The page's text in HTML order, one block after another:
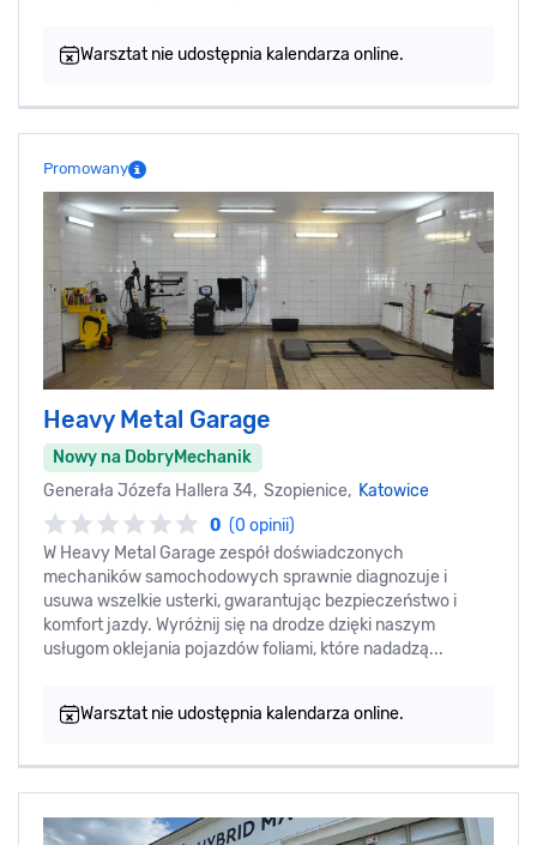
Warsztat nie udostępnia kalendarza online.
Promowany
Heavy Metal Garage
Nowy na DobryMechanik
Generała Józefa Hallera 34, Szopienice, Katowice
0 (0 opinii)
W Heavy Metal Garage zespół doświadczonych
mechaników samochodowych sprawnie diagnozuje i
usuwa wszelkie usterki, gwarantując bezpieczeństwo i
komfort jazdy. Wyróżnij się na drodze dzięki naszym
usługom oklejania pojazdów foliami, które nadadzą...
Warsztat nie udostępnia kalendarza online.